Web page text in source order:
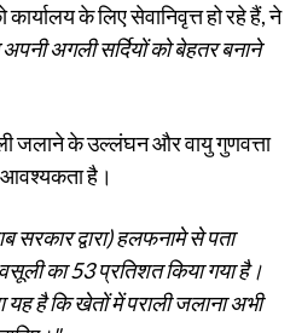
के लिए सेवानिवृत्त हो रहे हैं, ने
अगली सर्दियों को बेहतर बनाने
जलाने के उल्लंघन और वायु गुणवत्ता
आवश्यकता है।
सरकार द्वारा) हलफनामे से पता
का 53 प्रतिशत किया गया है।
यह है कि खेतों में पराली जलाना अभी